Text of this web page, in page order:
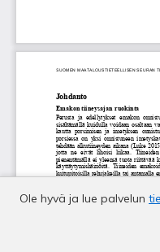
Ole hyvä ja lue palvelun